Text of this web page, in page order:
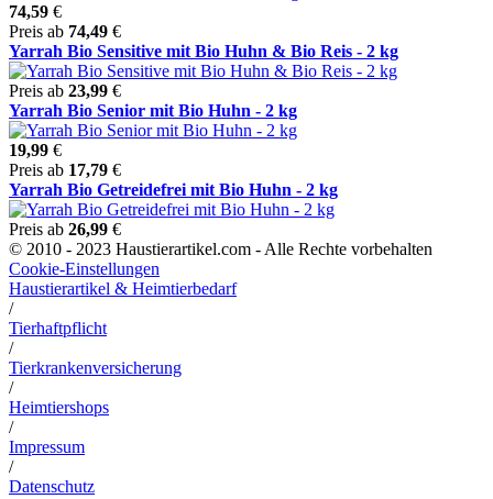
74,59 €
Preis ab 74,49 €
Yarrah Bio Sensitive mit Bio Huhn & Bio Reis - 2 kg
Preis ab 23,99 €
Yarrah Bio Senior mit Bio Huhn - 2 kg
19,99 €
Preis ab 17,79 €
Yarrah Bio Getreidefrei mit Bio Huhn - 2 kg
Preis ab 26,99 €
© 2010 - 2023 Haustierartikel.com - Alle Rechte vorbehalten
Cookie-Einstellungen
Haustierartikel & Heimtierbedarf
/
Tierhaftpflicht
/
Tierkrankenversicherung
/
Heimtiershops
/
Impressum
/
Datenschutz